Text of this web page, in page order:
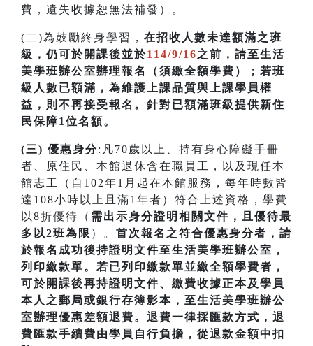
費，遺失收據恕無法補發）。
(二)為鼓勵終身學習， 在招收人數未達額滿之班
級，仍可於開課後並於114/9/16之前，請至生活
美學班辦公室辦理報名（須繳全額學費）；若班
級人數已額滿，為維護上課品質與上課學員權
益，則不再接受報名。針對已額滿班級提供新住
民保障1位名額。
(三) 優惠身分:凡70歲以上、持有身心障礙手冊
者、原住民、本館退休含在職員工，以及現任本
館志工（自102年1月起在本館服務，每年時數皆
達108小時以上且滿1年者）符合上述資格，學費
以8折優待（ 需出示身分證明相關文件，且優待最
多以2班為限 ）。 首次報名之符合優惠身分者，請
於報名成功後持證明文件至生活美學班辦公室，
列印繳款單。若已列印繳款單並繳全額學費者，
可於開課後再持證明文件、繳費收據正本及學員
本人之郵局或銀行存簿影本，至生活美學班辦公
室辦理優惠差額退費。 退費一律採匯款方式，退
費匯款手續費由學員自行負擔，從退款金額中扣